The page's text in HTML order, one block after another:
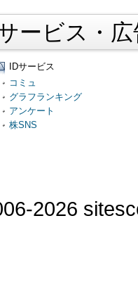
ービス・
IDサービス
コミュ
グラフランキング
アンケート
株SNS
2026